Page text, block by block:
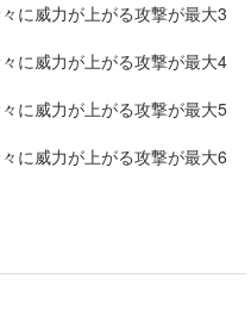
に威力が上がる攻撃が最大3
に威力が上がる攻撃が最大4
に威力が上がる攻撃が最大5
に威力が上がる攻撃が最大6